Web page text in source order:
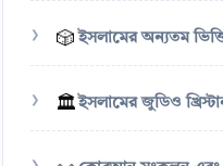
🎲 ইসলামের অন্যতম
🏛️ ইসলামের জুডিও